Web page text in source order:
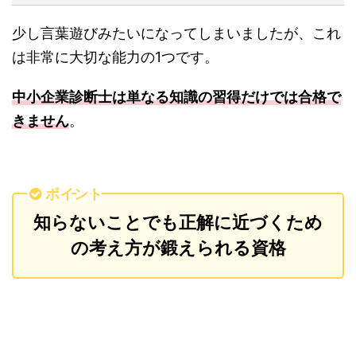
少し言葉遊びみたいになってしまいましたが、これ
は非常に大切な能力の1つです。
中小企業診断士は単なる知識の習得だけでは合格で
きません。
ポイント
知らないことでも正解に近づくため
の考え方が鍛えられる資格